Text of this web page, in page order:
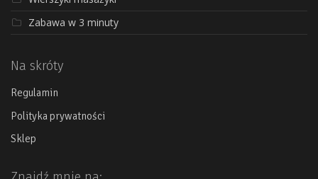
Zabawa w 3 minuty
Na skróty
Regulamin
Polityka prywatności
Sklep